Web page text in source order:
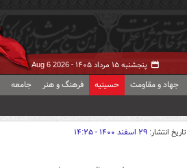
پنجشنبه ۱۵ مرداد ۱۴۰۵ - Aug 6 2026
جهاد و مقاومت حسینیه فرهنگ و هنر جامعه
تاریخ انتشار: ۲۹ اسفند ۱۴۰۰ - ۱۴:۲۵